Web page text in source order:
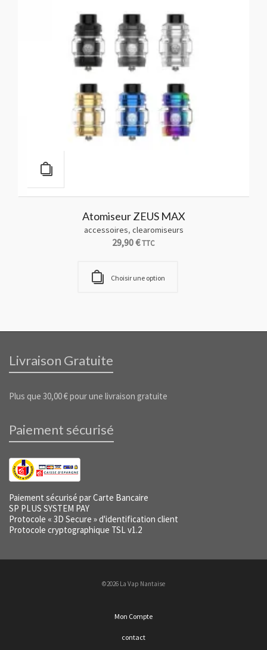
Atomiseur ZEUS MAX
accessoires, clearomiseurs
29,90€TTC
Choisir une option
Livraison Gratuite
Plus que 30,00€pour une livraison gratuite
Paiement sécurisé
Paiement sécurisé par Carte Bancaire
SP PLUS SYSTEM PAY
Protocole « 3D Secure » d'identification client
Protocole cryptographique TSL v1.2
©2026 La Vap Nantaise
Mon Compte
contact